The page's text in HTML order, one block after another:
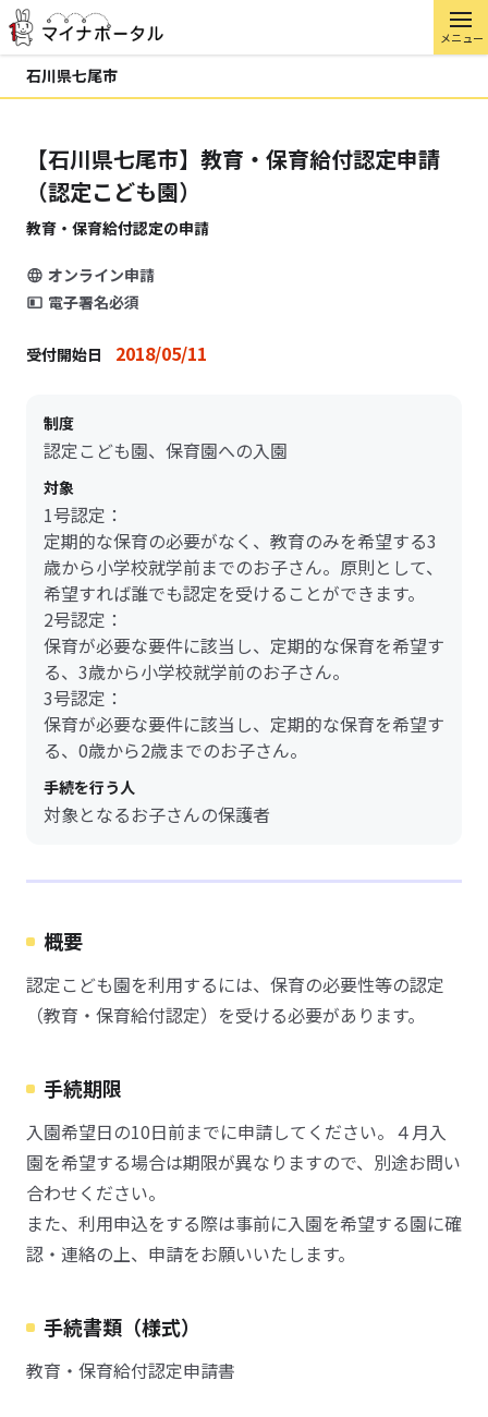
メニュー
石川県七尾市
【石川県七尾市】教育・保育給付認定申請
（認定こども園）
教育・保育給付認定の申請
オンライン申請
電子署名必須
受付開始日 2018/05/11
制度
認定こども園、保育園への入園
対象
1号認定：
定期的な保育の必要がなく、教育のみを希望する3
歳から小学校就学前までのお子さん。原則として、
希望すれば誰でも認定を受けることができます。
2号認定：
保育が必要な要件に該当し、定期的な保育を希望す
る、3歳から小学校就学前のお子さん。
3号認定：
保育が必要な要件に該当し、定期的な保育を希望す
る、0歳から2歳までのお子さん。
手続を行う人
対象となるお子さんの保護者
概要
認定こども園を利用するには、保育の必要性等の認定
（教育・保育給付認定）を受ける必要があります。
手続期限
入園希望日の10日前までに申請してください。４月入
園を希望する場合は期限が異なりますので、別途お問い
合わせください。
また、利用申込をする際は事前に入園を希望する園に確
認・連絡の上、申請をお願いいたします。
手続書類（様式）
教育・保育給付認定申請書